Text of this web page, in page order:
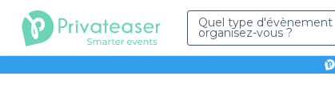
Quel type d'évènement
organisez-vous ?